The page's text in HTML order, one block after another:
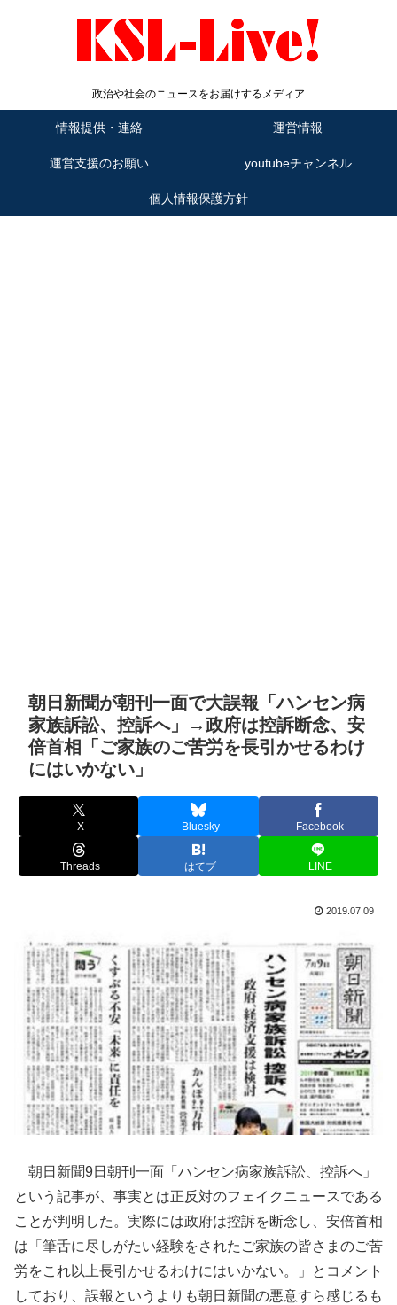
政治や社会のニュースをお届けするメディア
情報提供・連絡 運営情報
運営支援のお願い youtubeチャンネル
個人情報保護方針
朝日新聞が朝刊一面で大誤報「ハンセン病
家族訴訟、控訴へ」→政府は控訴断念、安
倍首相「ご家族のご苦労を長引かせるわけ
にはいかない」
X Bluesky Facebook
Threads はてブ LINE
2019.07.09
朝日新聞9日朝刊一面「ハンセン病家族訴訟、控訴へ」
という記事が、事実とは正反対のフェイクニュースである
ことが判明した。実際には政府は控訴を断念し、安倍首相
は「筆舌に尽しがたい経験をされたご家族の皆さまのご苦
労をこれ以上長引かせるわけにはいかない。」とコメント
しており、誤報というよりも朝日新聞の悪意すら感じるも